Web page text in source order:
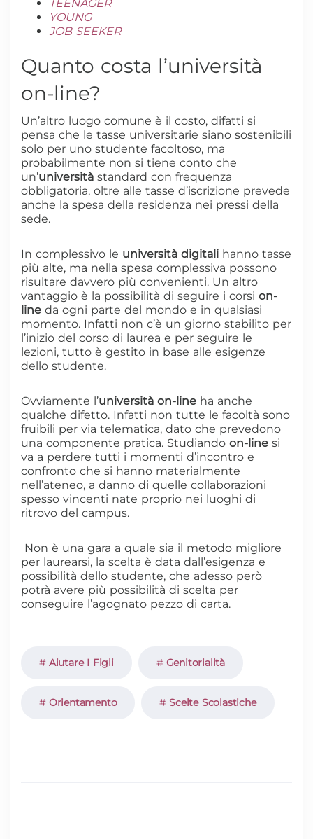
TEENAGER
YOUNG
JOB SEEKER
Quanto costa l’università
on-line?
Un’altro luogo comune è il costo, difatti si
pensa che le tasse universitarie siano sostenibili
solo per uno studente facoltoso, ma
probabilmente non si tiene conto che
un’università standard con frequenza
obbligatoria, oltre alle tasse d’iscrizione prevede
anche la spesa della residenza nei pressi della
sede.
In complessivo le università digitali hanno tasse
più alte, ma nella spesa complessiva possono
risultare davvero più convenienti. Un altro
vantaggio è la possibilità di seguire i corsi on-
line da ogni parte del mondo e in qualsiasi
momento. Infatti non c’è un giorno stabilito per
l’inizio del corso di laurea e per seguire le
lezioni, tutto è gestito in base alle esigenze
dello studente.
Ovviamente l’università on-line ha anche
qualche difetto. Infatti non tutte le facoltà sono
fruibili per via telematica, dato che prevedono
una componente pratica. Studiando on-line si
va a perdere tutti i momenti d’incontro e
confronto che si hanno materialmente
nell’ateneo, a danno di quelle collaborazioni
spesso vincenti nate proprio nei luoghi di
ritrovo del campus.
Non è una gara a quale sia il metodo migliore
per laurearsi, la scelta è data dall’esigenza e
possibilità dello studente, che adesso però
potrà avere più possibilità di scelta per
conseguire l’agognato pezzo di carta.
Aiutare I Figli Genitorialità
Orientamento Scelte Scolastiche